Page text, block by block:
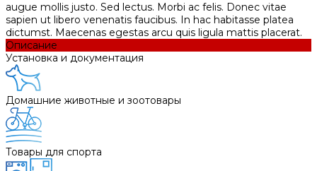
augue mollis justo. Sed lectus. Morbi ac felis. Donec vitae
sapien ut libero venenatis faucibus. In hac habitasse platea
dictumst. Maecenas egestas arcu quis ligula mattis placerat.
Описание
Установка и документация
Домашние животные и зоотовары
Товары для спорта